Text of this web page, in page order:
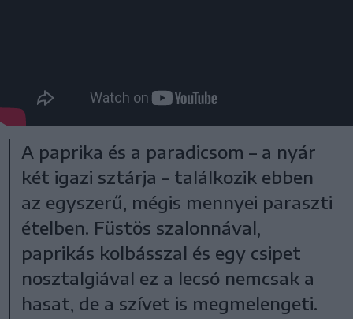
A paprika és a paradicsom – a nyár
két igazi sztárja – találkozik ebben
az egyszerű, mégis mennyei paraszti
ételben. Füstös szalonnával,
paprikás kolbásszal és egy csipet
nosztalgiával ez a lecsó nemcsak a
hasat, de a szívet is megmelengeti.